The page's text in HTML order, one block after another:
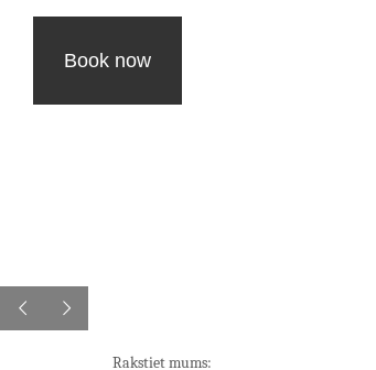
Book now
Rakstiet mums: